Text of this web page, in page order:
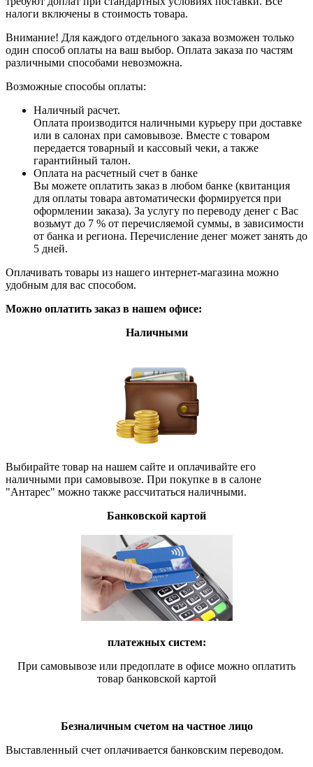
налоги включены в стоимость товара.
Внимание! Для каждого отдельного заказа возможен только
один способ оплаты на ваш выбор. Оплата заказа по частям
различными способами невозможна.
Возможные способы оплаты:
Наличный расчет.
Оплата производится наличными курьеру при доставке
или в салонах при самовывозе. Вместе с товаром
передается товарный и кассовый чеки, а также
гарантийный талон.
Оплата на расчетный счет в банке
Вы можете оплатить заказ в любом банке (квитанция
для оплаты товара автоматически формируется при
оформлении заказа). За услугу по переводу денег с Вас
возьмут до 7 % от перечисляемой суммы, в зависимости
от банка и региона. Перечисление денег может занять до
5 дней.
Оплачивать товары из нашего интернет-магазина можно
удобным для вас способом.
Можно оплатить заказ в нашем офисе:
Наличными
Выбирайте товар на нашем сайте и оплачивайте его
наличными при самовывозе. При покупке в в салоне
"Антарес" можно также рассчитаться наличными.
Банковской картой
платежных систем:
При самовывозе или предоплате в офисе можно оплатить
товар банковской картой
Безналичным счетом на частное лицо
Выставленный счет оплачивается банковским переводом.